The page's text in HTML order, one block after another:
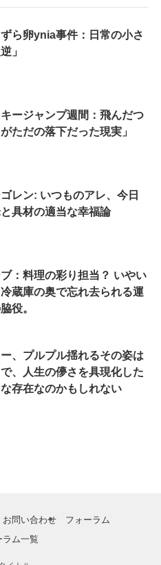
ずら卵ynia事件：日常の小さ
」
キージャンプ週間：飛んだつ
ただの落下だった現実」
レン: いつものアレ、今日
と具材の適当な幸福論
：料理の彩り担当？ いやい
蔵庫の奥で忘れ去られる運
役。
、プルプル揺れるその姿は
で、人生の儚さを具現化した
存在なのかもしれない
お問い合わせ
フォーラム
ラム一覧